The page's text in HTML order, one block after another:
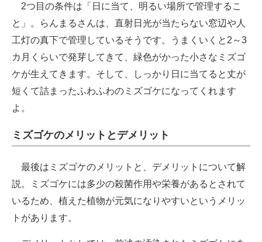
2つ目の条件は「日に当て、明るい場所で管理するこ
と」。らんまるさんは、直射日光が当たらない窓辺や人
工灯の真下で管理しているそうです。うまくいくと2～3
カ月くらいで発芽してきて、緑色がかった小さなミズゴ
ケが生えてきます。そして、しっかり日に当てると丈が
短くて詰まったふわふわのミズゴケになってくれます
よ。
ミズゴケのメリットとデメリット
最後はミズゴケのメリットと、デメリットについて解
説。ミズゴケには多少の殺菌作用や栄養があるとされて
いるため、植えた植物が元気になりやすいというメリッ
トがあります。